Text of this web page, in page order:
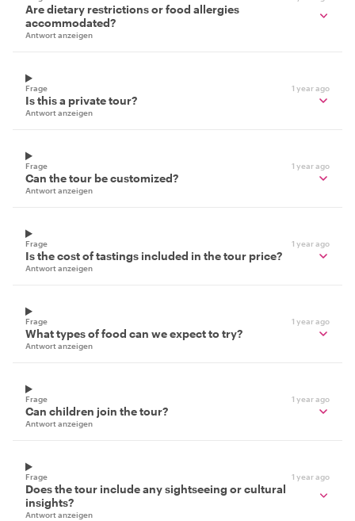
Are dietary restrictions or food allergies
accommodated?
Antwort anzeigen
Frage 1 year ago
Is this a private tour?
Antwort anzeigen
Frage 1 year ago
Can the tour be customized?
Antwort anzeigen
Frage 1 year ago
Is the cost of tastings included in the tour price?
Antwort anzeigen
Frage 1 year ago
What types of food can we expect to try?
Antwort anzeigen
Frage 1 year ago
Can children join the tour?
Antwort anzeigen
Frage 1 year ago
Does the tour include any sightseeing or cultural
insights?
Antwort anzeigen